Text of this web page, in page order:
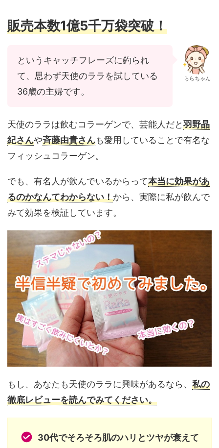
販売本数1億5千万袋突破！
というキャッチフレーズに釣られ
て、思わず天使のララを試している
36歳の主婦です。
ららちゃん
天使のララは飲むコラーゲンで、芸能人だと羽野晶
紀さんや斉藤由貴さんも愛用していることで有名な
フィッシュコラーゲン。
でも、有名人が飲んでいるからって本当に効果があ
るのかなんてわからない！から、実際に私が飲んで
みて効果を検証しています。
もし、あなたも天使のララに興味があるなら、 私の
徹底レビューを読んでみてください。
30代でそろそろ肌のハリとツヤが衰えて